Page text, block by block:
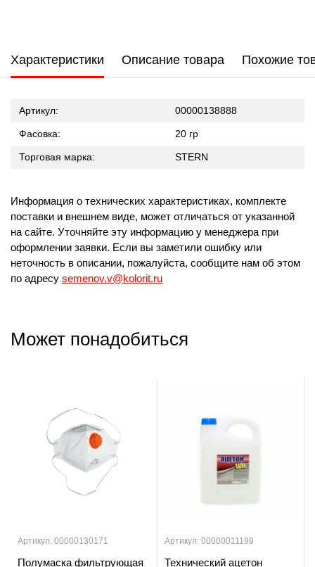
Характеристики Описание товара Похожие
Артикул: 00000138888
Фасовка: 20 гр
Торговая марка: STERN
Информация о технических характеристиках, комплекте
поставки и внешнем виде, может отличаться от указанной
на сайте. Уточняйте эту информацию у менеджера при
оформлении заявки. Если вы заметили ошибку или
неточность в описании, пожалуйста, сообщите нам об этом
по адресу semenov.v@kolorit.ru
Может понадобиться
Артикул: 00000130171
Полумаска фильтрующая
Артикул: 00000011199
Технический ацетон